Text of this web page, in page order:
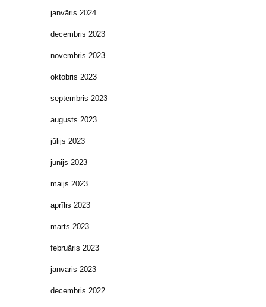
janvāris 2024
decembris 2023
novembris 2023
oktobris 2023
septembris 2023
augusts 2023
jūlijs 2023
jūnijs 2023
maijs 2023
aprīlis 2023
marts 2023
februāris 2023
janvāris 2023
decembris 2022